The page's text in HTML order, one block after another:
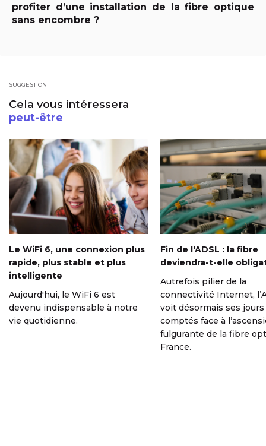
profiter d’une installation de la fibre optique
sans encombre ?
SUGGESTION
Cela vous intéressera
peut-être
Le WiFi 6, une connexion plus
rapide, plus stable et plus
intelligente
Aujourd'hui, le WiFi 6 est
devenu indispensable à notre
vie quotidienne.
Fin de l'ADSL : la fibre
deviendra-t-elle
Autrefois pilier de la
connectivité Internet,
voit désormais ses jours
comptés face à
fulgurante de la fibre
France.